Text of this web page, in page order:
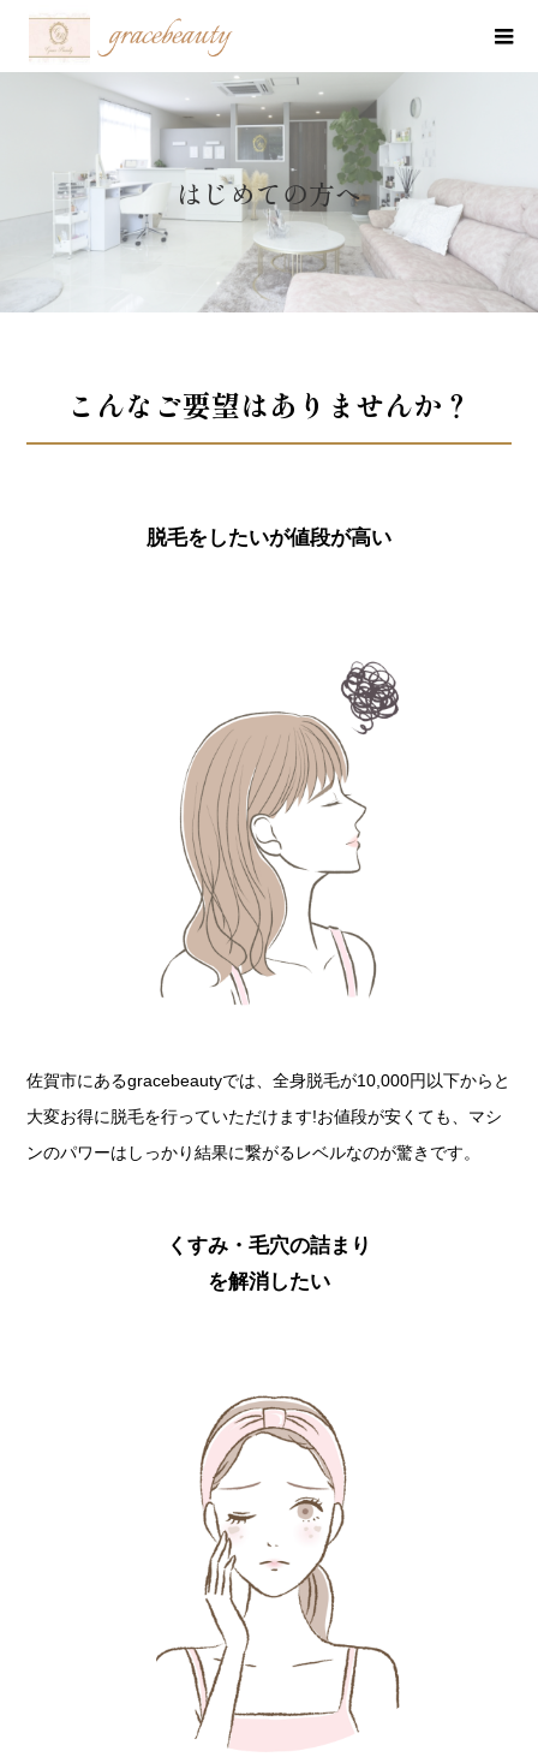
はじめての方へ
こんなご要望はありませんか？
脱毛をしたいが値段が高い
佐賀市にあるgracebeautyでは、全身脱毛が10,000円以下からと
大変お得に脱毛を行っていただけます!お値段が安くても、マシ
ンのパワーはしっかり結果に繋がるレベルなのが驚きです。
くすみ・毛穴の詰まり
を解消したい